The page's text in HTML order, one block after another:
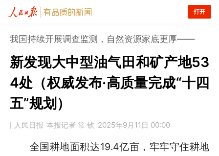
打开
我国持续开展调查监测，自然资源家底更厚——
新发现大中型油气田和矿产地53
4处（权威发布·高质量完成“十四
五”规划）
人民日报 本报记者 常 钦 2025年9月11日 00:00
全国耕地面积达19.4亿亩，牢牢守住耕地